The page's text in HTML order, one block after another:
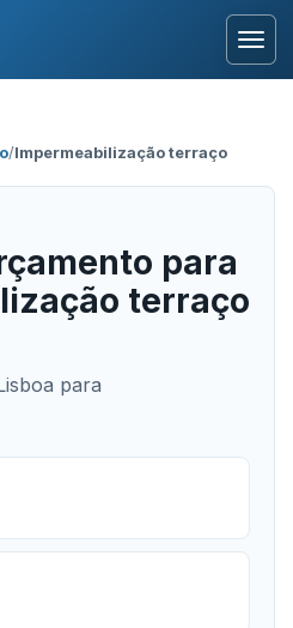
/Impermeabilização terraço
para
terraço
para